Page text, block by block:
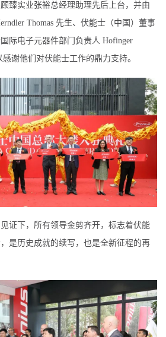
臻实业张裕总经理助理先后上台，并由
Thomas 先生、伏能士（中国）董事
际电子元器件部门负责人 Hofinger
谢他们对伏能士工作的鼎力支持。
证下，所有领导金剪齐开，标志着伏能
是历史成就的续写，也是全新征程的再